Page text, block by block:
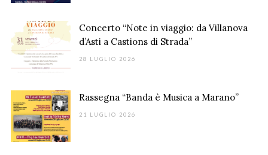
Concerto “Note in viaggio: da Villanova
d’Asti a Castions di Strada”
28 LUGLIO 2026
Rassegna “Banda è Musica a Marano”
21 LUGLIO 2026